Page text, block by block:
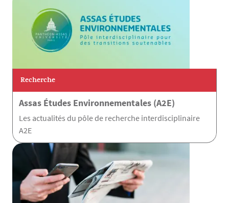
Recherche
Assas Études Environnementales (A2E)
Les actualités du pôle de recherche interdisciplinaire
A2E